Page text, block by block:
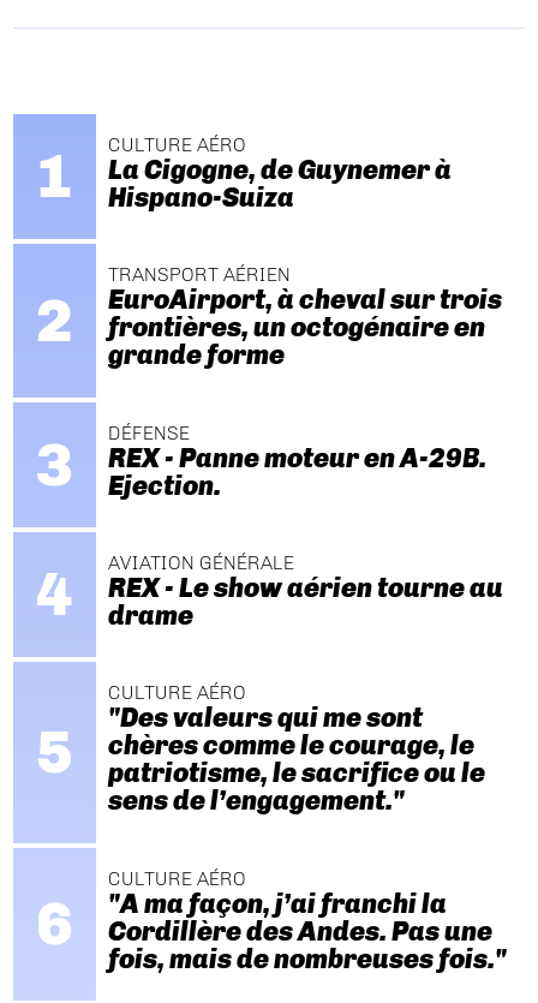
CULTURE AÉRO
La Cigogne, de Guynemer à
Hispano-Suiza
TRANSPORT AÉRIEN
EuroAirport, à cheval sur trois
frontières, un octogénaire en
grande forme
DÉFENSE
REX - Panne moteur en A-29B.
Ejection.
AVIATION GÉNÉRALE
REX - Le show aérien tourne au
drame
CULTURE AÉRO
"Des valeurs qui me sont
chères comme le courage, le
patriotisme, le sacrifice ou le
sens de l’engagement."
CULTURE AÉRO
"A ma façon, j’ai franchi la
Cordillère des Andes. Pas une
fois, mais de nombreuses fois."